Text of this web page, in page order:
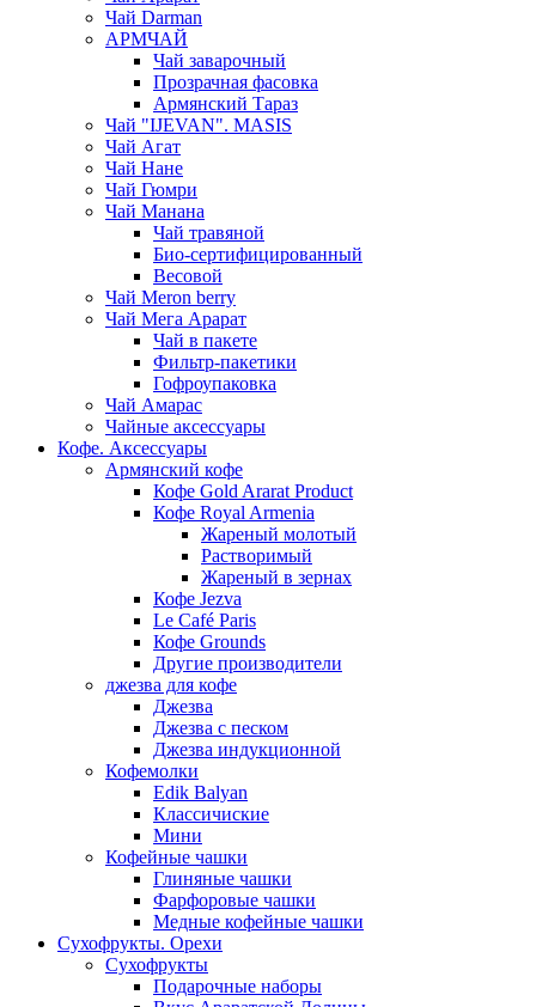
Чай Darman
АРМЧАЙ
Чай заварочный
Прозрачная фасовка
Армянский Тараз
Чай "IJEVAN". MASIS
Чай Агат
Чай Нане
Чай Гюмри
Чай Манана
Чай травяной
Био-сертифицированный
Весовой
Чай Meron berry
Чай Мега Арарат
Чай в пакете
Фильтр-пакетики
Гофроупаковка
Чай Амарас
Чайные аксессуары
Кофе. Аксессуары
Армянский кофе
Кофе Gold Ararat Product
Кофе Royal Armenia
Жареный молотый
Растворимый
Жареный в зернах
Кофе Jezva
Le Café Paris
Кофе Grounds
Другие производители
джезва для кофе
Джезва
Джезва с песком
Джезва индукционной
Кофемолки
Edik Balyan
Классичиские
Мини
Кофейные чашки
Глиняные чашки
Фарфоровые чашки
Медные кофейные чашки
Сухофрукты. Орехи
Сухофрукты
Подарочные наборы